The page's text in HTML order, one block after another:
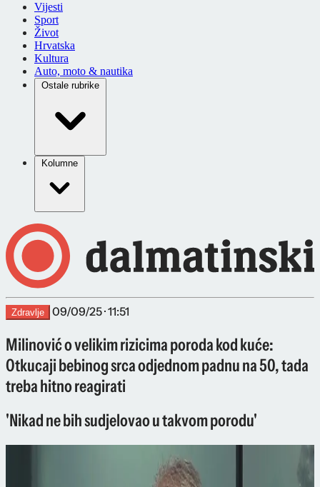
Vijesti
Sport
Život
Hrvatska
Kultura
Auto, moto & nautika
Ostale rubrike
Kolumne
Zdravlje 09/09/25 · 11:51
Milinović o velikim rizicima poroda kod kuće:
Otkucaji bebinog srca odjednom padnu na 50, tada
treba hitno reagirati
'Nikad ne bih sudjelovao u takvom porodu'